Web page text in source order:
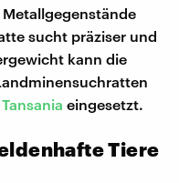
sucht präziser und
kann die
Tansania eingesetzt.
Tiere